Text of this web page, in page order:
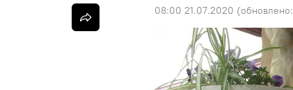
08:00 21.07.2020 (обновлено: